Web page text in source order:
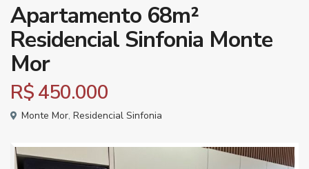
Apartamento 68m²
Residencial Sinfonia Monte
Mor
R$ 450.000
Monte Mor, Residencial Sinfonia